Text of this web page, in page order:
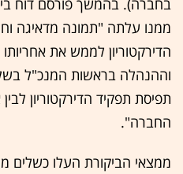
בחברה). בהמשך פורסם דוח
ממנו עלתה "תמונה מדאיגה
הדירקטוריון לממש את
וההנהלה בראשות המנכ"ל בשל
תפיסת תפקיד הדירקטוריון
החברה".
ממצאי הביקורת העלו כשלים